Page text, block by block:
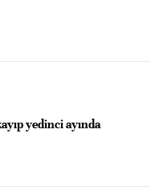
yedinci ayında